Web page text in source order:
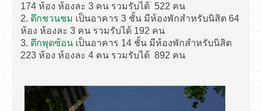
174 ห้อง ห้องละ 3 คน รวมรับได้ 522 คน
2. ตึกชวนชม เป็นอาคาร 3 ชั้น มีห้องพักสำหรับนิสิต 64
ห้อง ห้องละ 3 คน รวมรับได้ 192 คน
3. ตึกพุดซ้อน เป็นอาคาร 14 ชั้น มีห้องพักสำหรับนิสิต
223 ห้อง ห้องละ 4 คน รวมรับได้ 892 คน